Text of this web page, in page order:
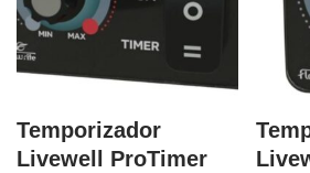
Temporizador
Livewell ProTimer